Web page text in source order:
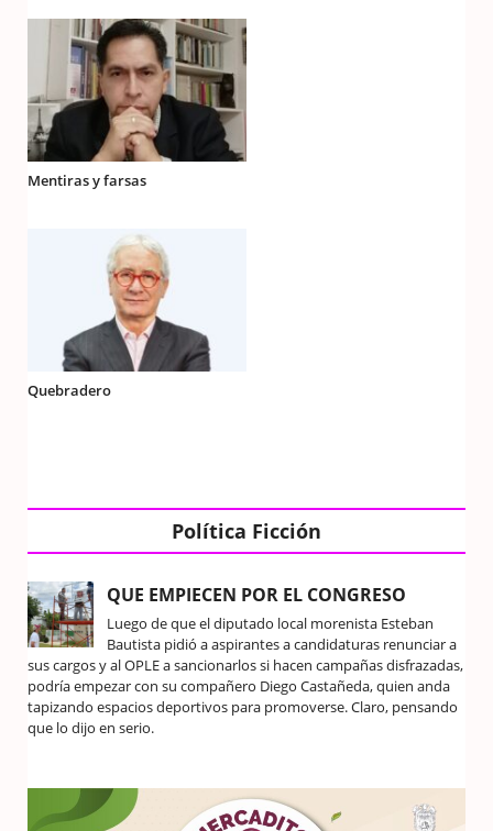
Mentiras y farsas
Quebradero
Política Ficción
QUE EMPIECEN POR EL CONGRESO
Luego de que el diputado local morenista Esteban
Bautista pidió a aspirantes a candidaturas renunciar a
sus cargos y al OPLE a sancionarlos si hacen campañas disfrazadas,
podría empezar con su compañero Diego Castañeda, quien anda
tapizando espacios deportivos para promoverse. Claro, pensando
que lo dijo en serio.